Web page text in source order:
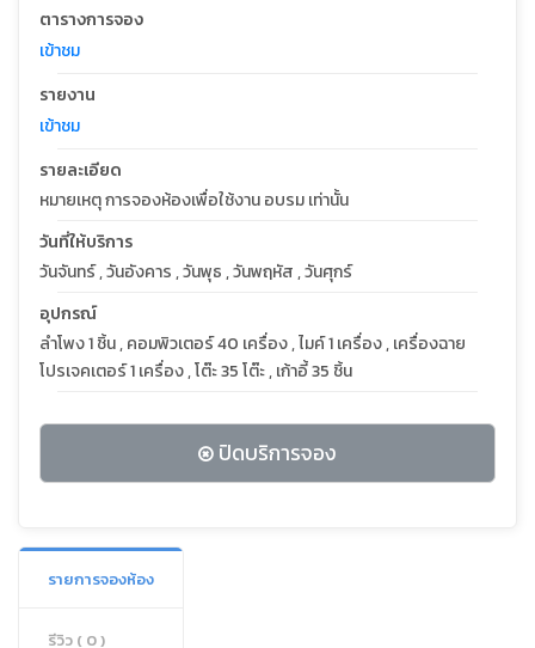
ตารางการจอง
เข้าชม
รายงาน
เข้าชม
รายละเอียด
หมายเหตุ การจองห้องเพื่อใช้งาน อบรม เท่านั้น
วันที่ให้บริการ
วันจันทร์ , วันอังคาร , วันพุธ , วันพฤหัส , วันศุกร์
อุปกรณ์
ลำโพง 1 ชิ้น , คอมพิวเตอร์ 40 เครื่อง , ไมค์ 1 เครื่อง , เครื่องฉาย
โปรเจคเตอร์ 1 เครื่อง , โต๊ะ 35 โต๊ะ , เก้าอี้ 35 ชิ้น
ปิดบริการจอง
รายการจองห้อง
รีวิว ( 0 )